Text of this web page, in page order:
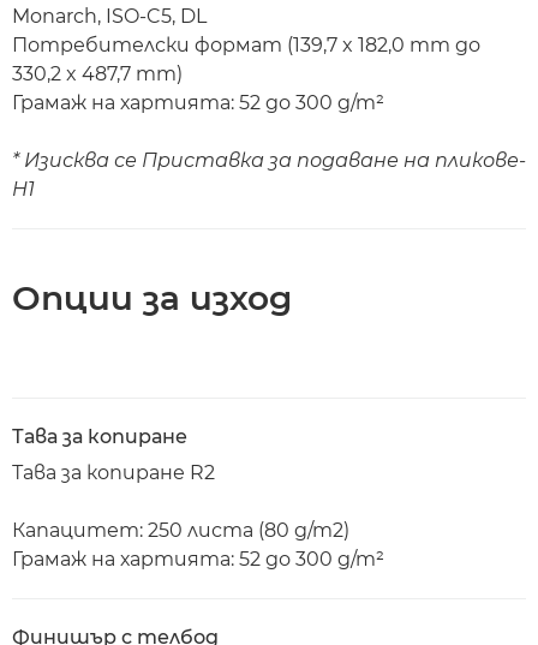
Monarch, ISO-C5, DL
Потребителски формат (139,7 x 182,0 mm до
330,2 x 487,7 mm)
Грамаж на хартията: 52 до 300 g/m²
* Изисква се Приставка за подаване на пликове-
H1
Опции за изход
Тава за копиране
Тава за копиране R2
Капацитет: 250 листа (80 g/m2)
Грамаж на хартията: 52 до 300 g/m²
Финишър с телбод